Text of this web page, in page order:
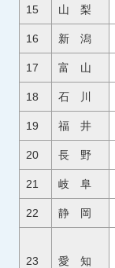
15 山 梨
16 新 潟
17 富 山
18 石 川
19 福 井
20 長 野
21 岐 阜
22 静 岡
23 愛 知